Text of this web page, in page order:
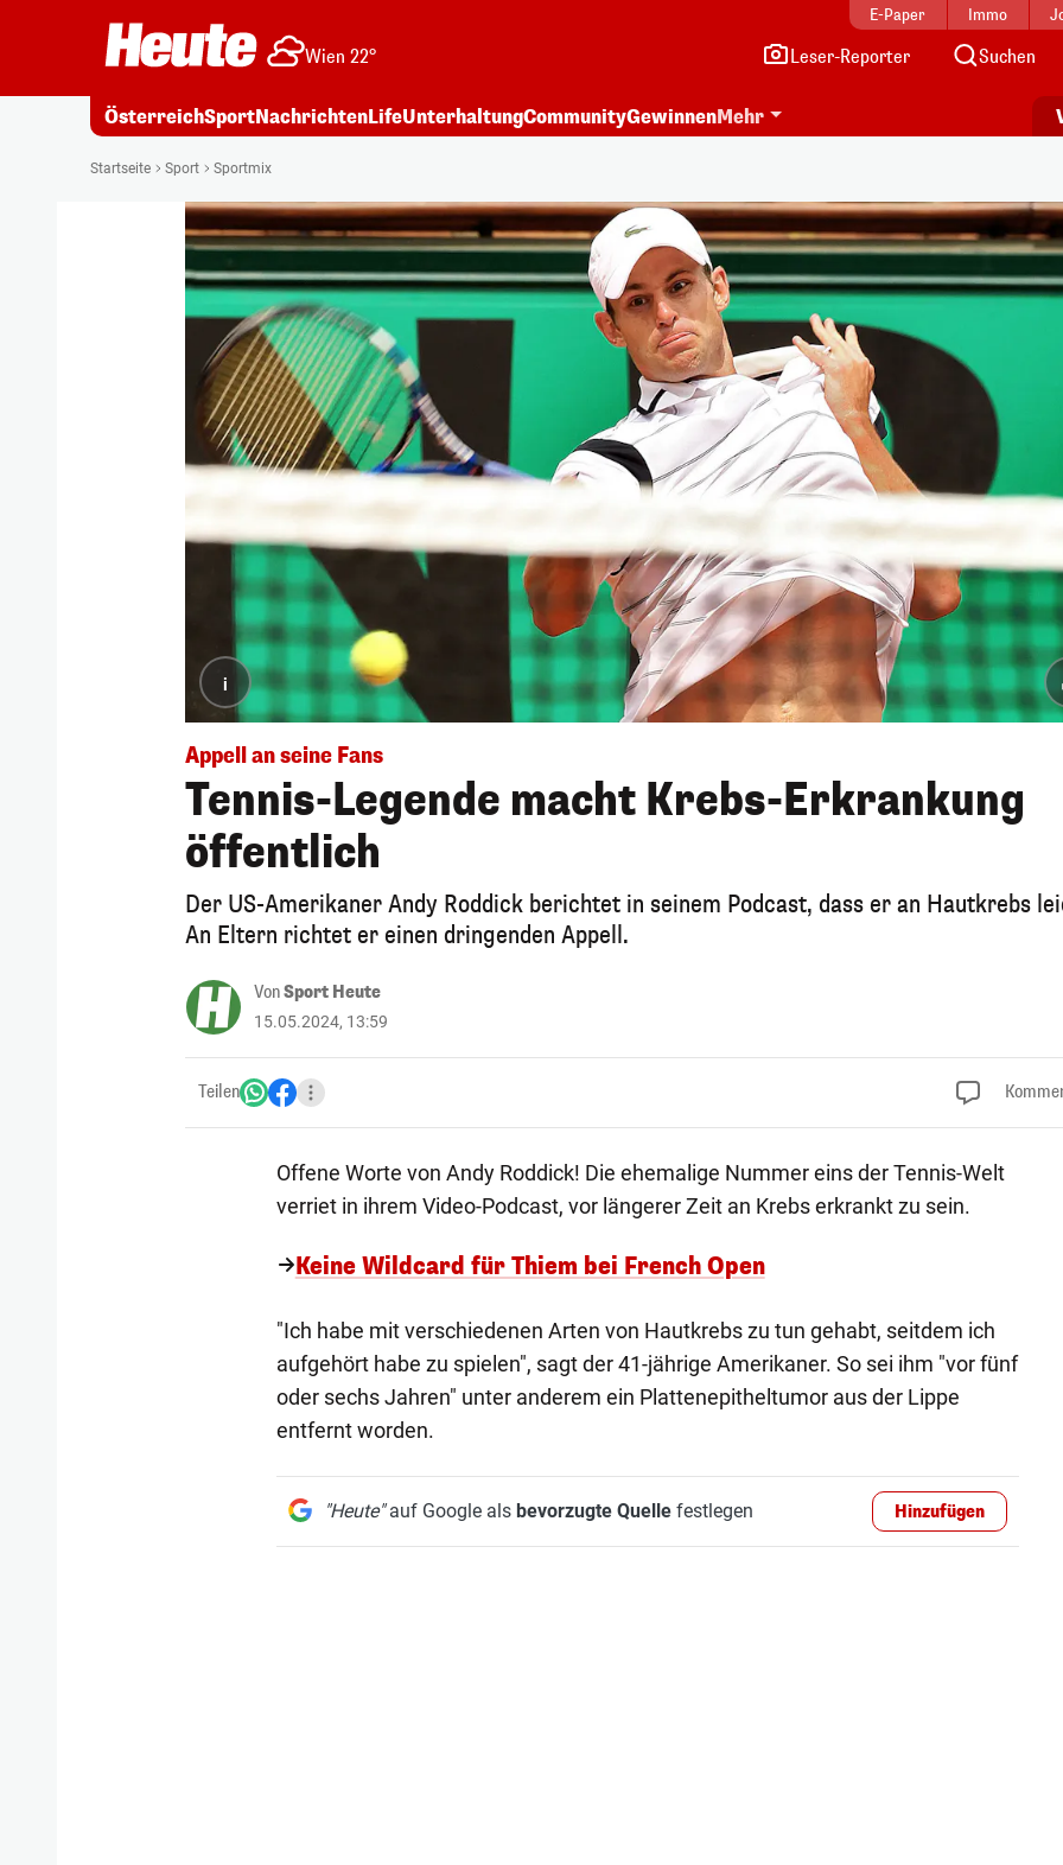
E-Paper Immo
Wien 22° Leser-Reporter Suchen
ÖsterreichSportNachrichtenLifeUnterhaltungCommunityGewinnenMehr
Startseite Sport Sportmix
i
Appell an seine Fans
Tennis-Legende macht Krebs-Erkrankung
öffentlich
Der US-Amerikaner Andy Roddick berichtet in seinem Podcast, dass er an Hautkrebs
An Eltern richtet er einen dringenden Appell.
VonSport Heute
15.05.2024, 13:59
Teilen
Offene Worte von Andy Roddick! Die ehemalige Nummer eins der Tennis-Welt
verriet in ihrem Video-Podcast, vor längerer Zeit an Krebs erkrankt zu sein.
Keine Wildcard für Thiem bei French Open
"Ich habe mit verschiedenen Arten von Hautkrebs zu tun gehabt, seitdem ich
aufgehört habe zu spielen", sagt der 41-jährige Amerikaner. So sei ihm "vor fünf
oder sechs Jahren" unter anderem ein Plattenepitheltumor aus der Lippe
entfernt worden.
"Heute"auf Google als bevorzugte Quellefestlegen Hinzufügen